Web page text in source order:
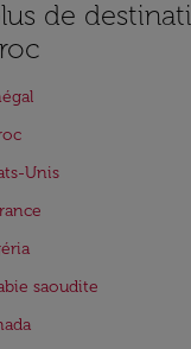
de
Unis
saoudite